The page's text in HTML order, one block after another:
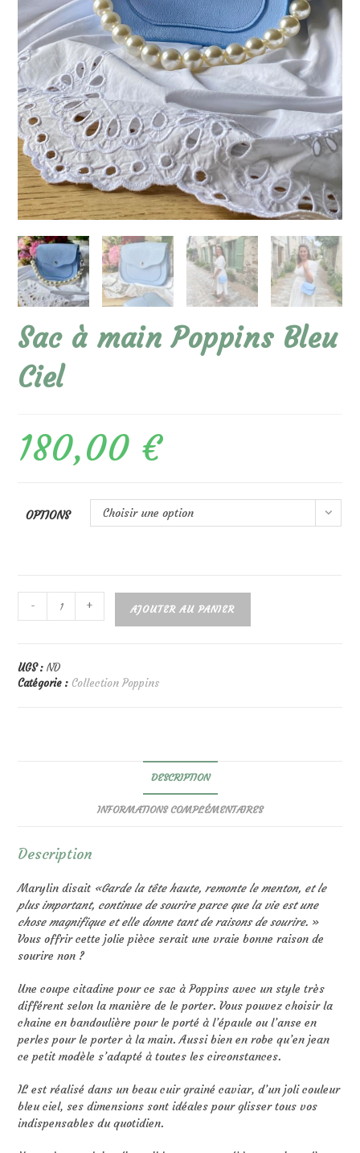
Sac à main Poppins Bleu
Ciel
180,00 €
OPTIONS Choisir une option
main
Poppins
- + AJOUTER AU PANIER
UGS :ND
Catégorie : Collection Poppins
DESCRIPTION
INFORMATIONS COMPLÉMENTAIRES
Description
Marylin disait «Garde la tête haute, remonte le menton, et le
plus important, continue de sourire parce que la vie est une
chose magnifique et elle donne tant de raisons de sourire. »
Vous offrir cette jolie pièce serait une vraie bonne raison de
sourire non ?
Une coupe citadine pour ce sac à Poppins avec un style très
différent selon la manière de le porter. Vous pouvez choisir la
chaine en bandoulière pour le porté à l’épaule ou l’anse en
perles pour le porter à la main. Aussi bien en robe qu’en jean
ce petit modèle s’adapté à toutes les circonstances.
IL est réalisé dans un beau cuir grainé caviar, d’un joli couleur
bleu ciel, ses dimensions sont idéales pour glisser tous vos
indispensables du quotidien.